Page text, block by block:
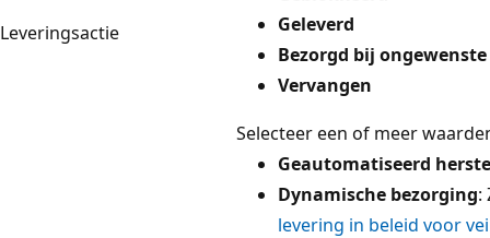
Leveringsactie
Geleverd
Bezorgd bij
Vervangen
Selecteer een of meer
Geautomatiseerd
Dynamische bezorging:
levering in beleid voor